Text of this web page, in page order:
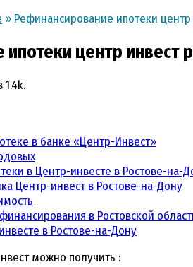
» Рефинансирование ипотеки
центр инвест
1.4k.
в банке «Центр-Инвест»
в Центр-инвесте в Ростове-на-
Центр-инвест в Ростове-на-Дону
в Ростовской
в Ростове-на-Дону
можно получить :